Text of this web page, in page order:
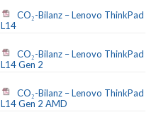
CO₂-Bilanz – Lenovo ThinkPad
L14
CO₂-Bilanz – Lenovo ThinkPad
L14 Gen 2
CO₂-Bilanz – Lenovo ThinkPad
L14 Gen 2 AMD